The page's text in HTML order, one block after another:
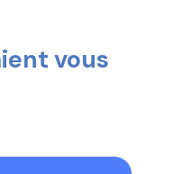
vous